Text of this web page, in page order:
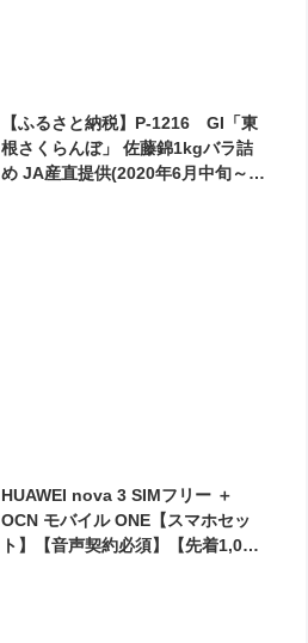
【ふるさと納税】P-1216 GI「東
根さくらんぼ」 佐藤錦1kgバラ詰
め JA産直提供(2020年6月中旬～下
HUAWEI nova 3 SIMフリー ＋
OCN モバイル ONE【スマホセッ
ト】【音声契約必須】【先着1,000